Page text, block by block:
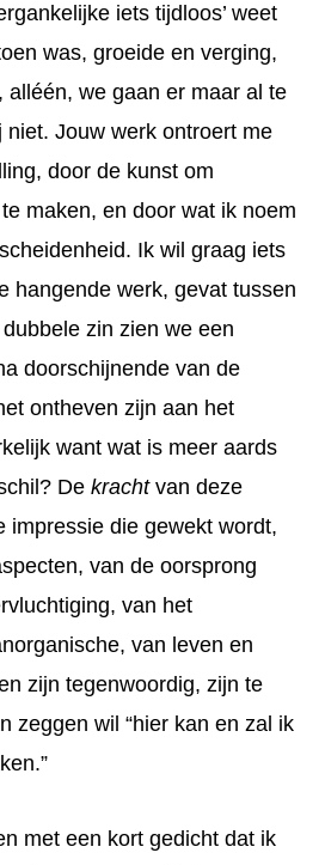
iets tijdloos’ weet
was, groeide en verging,
alléén, we gaan er maar al te
Jouw werk ontroert me
door de kunst om
maken, en door wat ik noem
Ik wil graag iets
hangende werk, gevat tussen
zin zien we een
doorschijnende van de
ontheven zijn aan het
want wat is meer aards
De kracht van deze
impressie die gewekt wordt,
van de oorsprong
van het
van leven en
zijn tegenwoordig, zijn te
zeggen wil “hier kan en zal ik
met een kort gedicht dat ik